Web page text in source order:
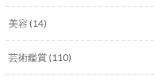
美容 (14)
芸術鑑賞 (110)